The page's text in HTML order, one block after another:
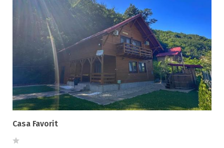
Casa Favorit